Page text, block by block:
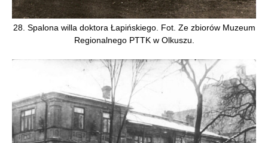
28. Spalona willa doktora Łapińskiego. Fot. Ze zbiorów Muzeum
Regionalnego PTTK w Olkuszu.